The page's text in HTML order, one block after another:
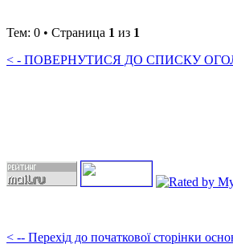
Тем: 0 • Страница 1 из 1
< - ПОВЕРНУТИСЯ ДО СПИСКУ
< -- Перехід до початкової сторінки